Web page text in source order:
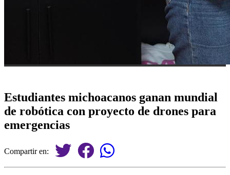
Estudiantes michoacanos ganan mundial
de robótica con proyecto de drones para
emergencias
Compartir en: